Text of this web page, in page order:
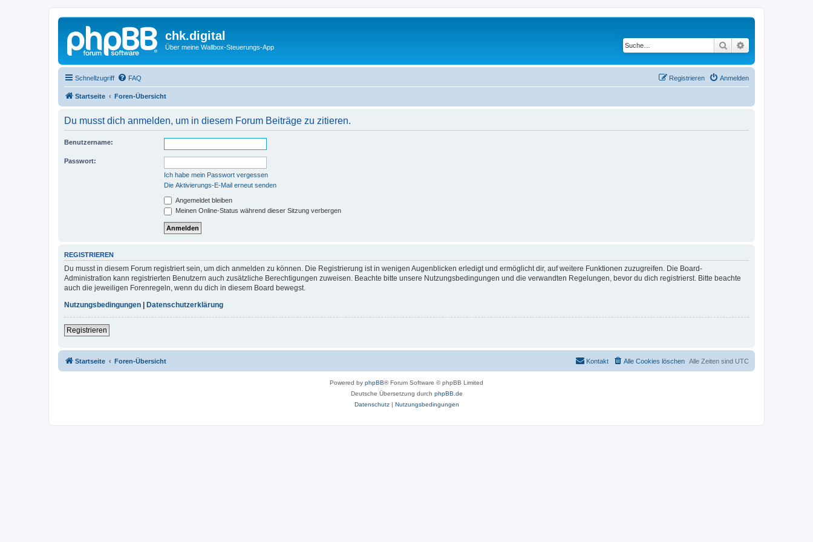
chk.digital
Über meine Wallbox-Steuerungs-App Suche
Schnellzugriff FAQ Anmelden
Registrieren
Startseite Foren-Übersicht
Du musst dich anmelden, um in diesem Forum Beiträge zu zitieren.
Benutzername:
Passwort:
Ich habe mein Passwort vergessen
Die Aktivierungs-E-Mail erneut senden
Angemeldet bleiben
Meinen Online-Status während dieser Sitzung verbergen
REGISTRIEREN
Du musst in diesem Forum registriert sein, um dich anmelden zu können. Die Registrierung ist in wenigen Augenblicken erledigt und ermöglicht dir, auf weitere Funktionen zuzugreifen. Die Board-
Administration kann registrierten Benutzern auch zusätzliche Berechtigungen zuweisen. Beachte bitte unsere Nutzungsbedingungen und die verwandten Regelungen, bevor du dich registrierst. Bitte beachte
auch die jeweiligen Forenregeln, wenn du dich in diesem Board bewegst.
Nutzungsbedingungen
Datenschutzerklärung
Registrieren
Startseite Foren-Übersicht Alle Zeiten sind UTC
Alle Cookies löschen
Kontakt
Powered by phpBB® Forum Software © phpBB Limited
Deutsche Übersetzung durch phpBB.de
Datenschutz| Nutzungsbedingungen